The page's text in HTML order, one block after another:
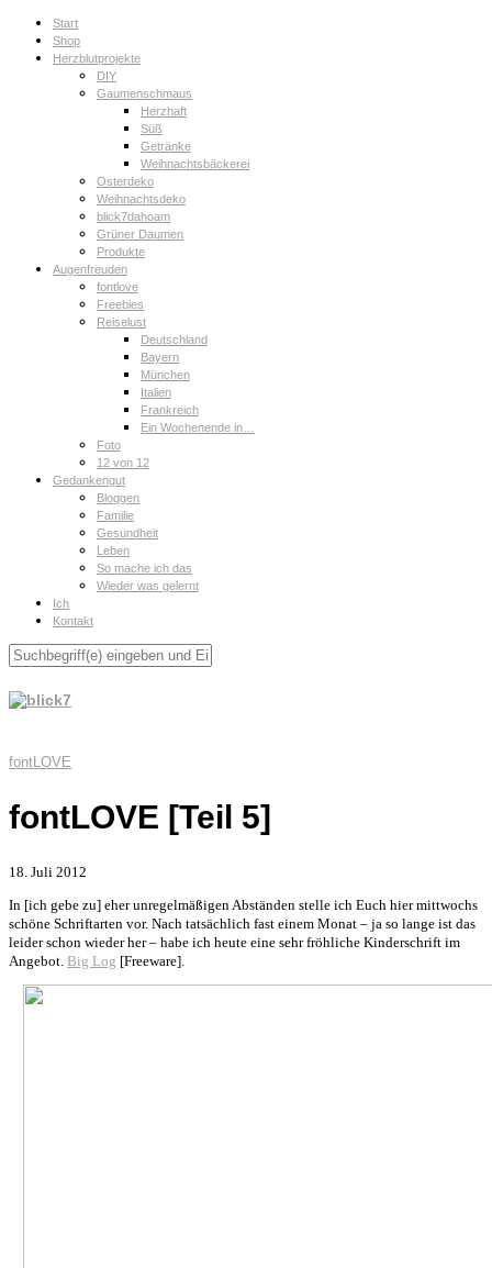
Start
Shop
Herzblutprojekte
DIY
Gaumenschmaus
Herzhaft
Süß
Getränke
Weihnachtsbäckerei
Osterdeko
Weihnachtsdeko
blick7dahoam
Grüner Daumen
Produkte
Augenfreuden
fontlove
Freebies
Reiselust
Deutschland
Bayern
München
Italien
Frankreich
Ein Wochenende in…
Foto
12 von 12
Gedankengut
Bloggen
Familie
Gesundheit
Leben
So mache ich das
Wieder was gelernt
Ich
Kontakt
fontLOVE
fontLOVE [Teil 5]
18. Juli 2012
In [ich gebe zu] eher unregelmäßigen Abständen stelle ich Euch hier mittwochs
schöne Schriftarten vor. Nach tatsächlich fast einem Monat – ja so lange ist das
leider schon wieder her – habe ich heute eine sehr fröhliche Kinderschrift im
Angebot. Big Log [Freeware].